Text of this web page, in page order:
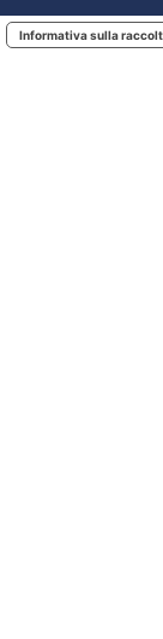
Informativa sulla